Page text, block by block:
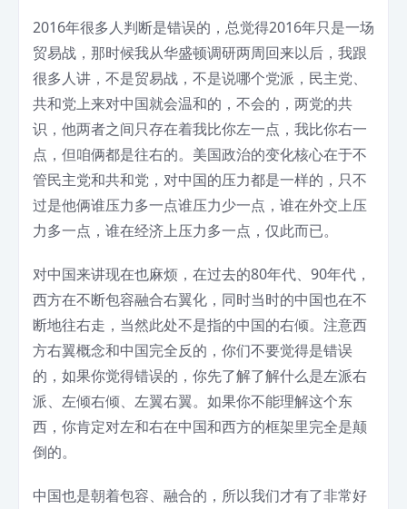
2016年很多人判断是错误的，总觉得2016年只是一场
贸易战，那时候我从华盛顿调研两周回来以后，我跟
很多人讲，不是贸易战，不是说哪个党派，民主党、
共和党上来对中国就会温和的，不会的，两党的共
识，他两者之间只存在着我比你左一点，我比你右一
点，但咱俩都是往右的。美国政治的变化核心在于不
管民主党和共和党，对中国的压力都是一样的，只不
过是他俩谁压力多一点谁压力少一点，谁在外交上压
力多一点，谁在经济上压力多一点，仅此而已。
对中国来讲现在也麻烦，在过去的80年代、90年代，
西方在不断包容融合右翼化，同时当时的中国也在不
断地往右走，当然此处不是指的中国的右倾。注意西
方右翼概念和中国完全反的，你们不要觉得是错误
的，如果你觉得错误的，你先了解了解什么是左派右
派、左倾右倾、左翼右翼。如果你不能理解这个东
西，你肯定对左和右在中国和西方的框架里完全是颠
倒的。
中国也是朝着包容、融合的，所以我们才有了非常好